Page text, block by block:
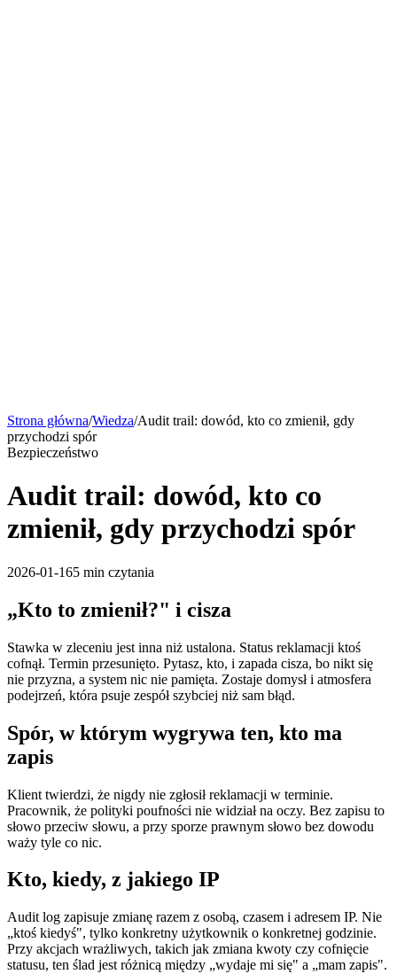
Strona główna/Wiedza/Audit trail: dowód, kto co zmienił, gdy
przychodzi spór
Bezpieczeństwo
Audit trail: dowód, kto co
zmienił, gdy przychodzi spór
2026-01-165 min czytania
„Kto to zmienił?" i cisza
Stawka w zleceniu jest inna niż ustalona. Status reklamacji ktoś
cofnął. Termin przesunięto. Pytasz, kto, i zapada cisza, bo nikt się
nie przyzna, a system nic nie pamięta. Zostaje domysł i atmosfera
podejrzeń, która psuje zespół szybciej niż sam błąd.
Spór, w którym wygrywa ten, kto ma
zapis
Klient twierdzi, że nigdy nie zgłosił reklamacji w terminie.
Pracownik, że polityki poufności nie widział na oczy. Bez zapisu to
słowo przeciw słowu, a przy sporze prawnym słowo bez dowodu
waży tyle co nic.
Kto, kiedy, z jakiego IP
Audit log zapisuje zmianę razem z osobą, czasem i adresem IP. Nie
„ktoś kiedyś", tylko konkretny użytkownik o konkretnej godzinie.
Przy akcjach wrażliwych, takich jak zmiana kwoty czy cofnięcie
statusu, ten ślad jest różnicą między „wydaje mi się" a „mam zapis".